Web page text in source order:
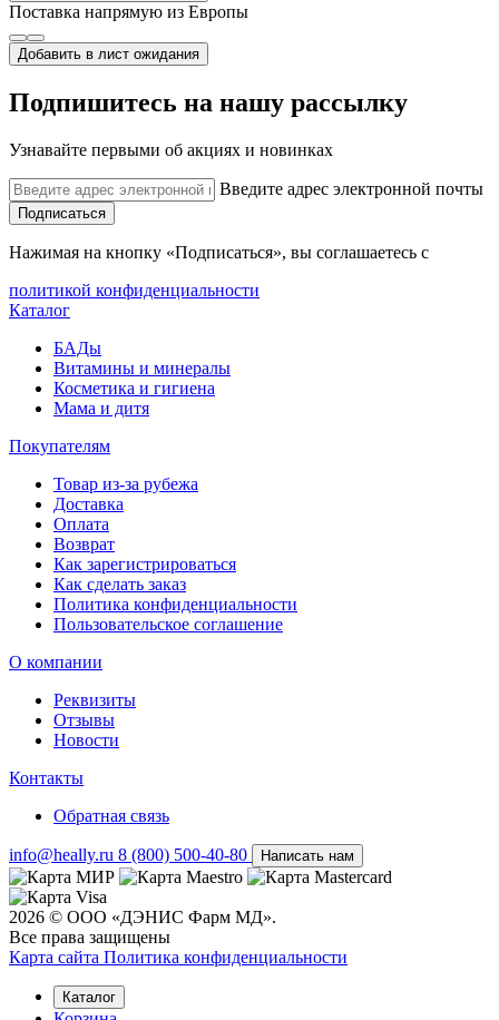
Поставка напрямую из Европы
Добавить в лист ожидания
Подпишитесь на нашу рассылку
Узнавайте первыми об акциях и новинках
Введите адрес электронной почты
Подписаться
Нажимая на кнопку «Подписаться», вы соглашаетесь с
политикой конфиденциальности
Каталог
БАДы
Витамины и минералы
Косметика и гигиена
Мама и дитя
Покупателям
Товар из-за рубежа
Доставка
Оплата
Возврат
Как зарегистрироваться
Как сделать заказ
Политика конфиденциальности
Пользовательское соглашение
О компании
Реквизиты
Отзывы
Новости
Контакты
Обратная связь
info@heally.ru 8 (800) 500-40-80 Написать нам
2026 © ООО «ДЭНИС Фарм МД».
Все права защищены
Карта сайта Политика конфиден­циальности
Каталог